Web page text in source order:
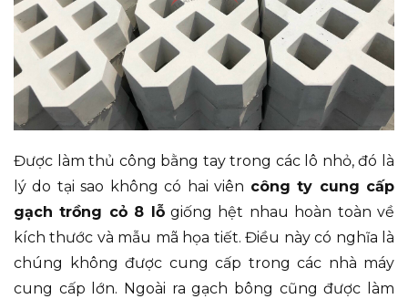
Được làm thủ công bằng tay trong các lô nhỏ, đó là
lý do tại sao không có hai viên công ty cung cấp
gạch trồng cỏ 8 lỗgiống hệt nhau hoàn toàn về
kích thước và mẫu mã họa tiết. Điều này có nghĩa là
chúng không được cung cấp trong các nhà máy
cung cấp lớn. Ngoài ra gạch bông cũng được làm